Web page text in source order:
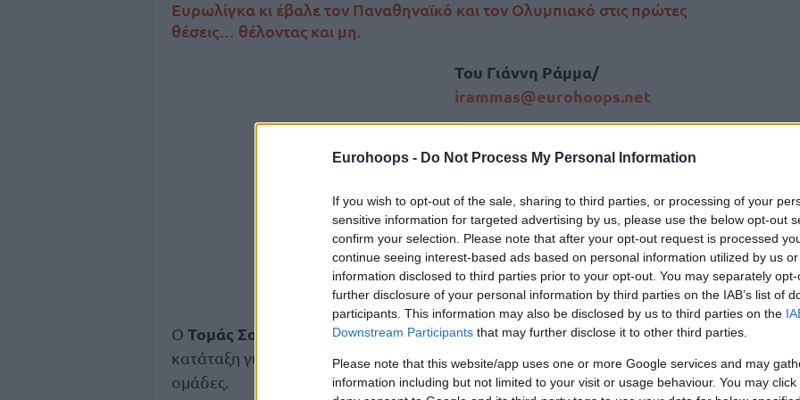
Eurohoops - Do Not Process My Personal Information
If you wish to opt-out of the sale, sharing to third parties, or processing of your
sensitive information for targeted advertising by us, please use the below opt-out
confirm your selection. Please note that after your opt-out request is processed
continue seeing interest-based ads based on personal information utilized by us
information disclosed to third parties prior to your opt-out. You may separately
further disclosure of your personal information by third parties on the IAB’s list of
participants. This information may also be disclosed by us to third parties on the
Downstream Participants that may further disclose it to other third parties.
Please note that this website/app uses one or more Google services and may
information including but not limited to your visit or usage behaviour. You may
Ευρωλίγκα κι έβαλε τον Παναθηναϊκό και τον Ολυμπιακό στις πρώτες
θέσεις… θέλοντας και μη.
Του Γιάννη Ράμμα/
irammas@eurohoops.net
Ευρωλίγκα απέχει ελάχιστα (30/9) κι
πυρετωδώς για το εναρκτήριο
τζάμπολ. Η Ευρωλίγκα
προετοιμάζεται αναλόγως σε όλα τα
επίπεδα, ακόμη και στα social Media.
Ο Τομάς Σατοράνσκι τηςΜπαρτσελόνακλήθηκε να προβλέψει την
κατάταξη για τη νέα χρονιά και τα πήγε εξαιρετικά… για τις ελληνικές
ομάδες.